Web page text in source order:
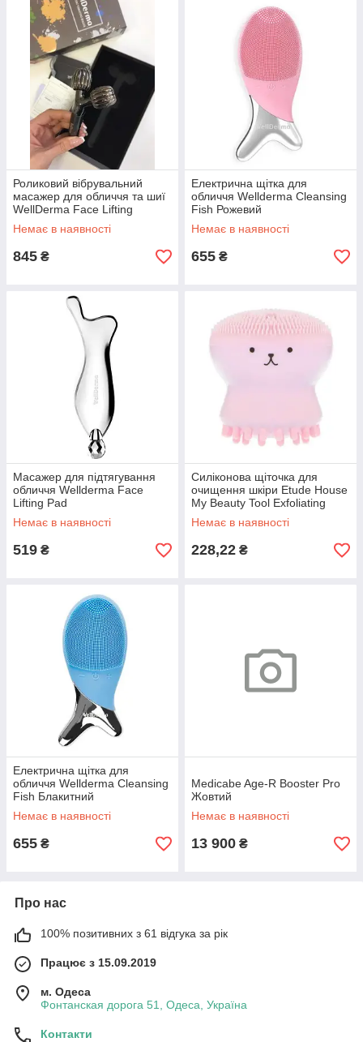
Роликовий вібрувальний
масажер для обличчя та шиї
WellDerma Face Lifting
Vibrating Roller Чорний
Немає в наявності
845 ₴
Електрична щітка для
обличчя Wellderma Cleansing
Fish Рожевий
Немає в наявності
655 ₴
Масажер для підтягування
обличчя Wellderma Face
Lifting Pad
Немає в наявності
519 ₴
Силіконова щіточка для
очищення шкіри Etude House
My Beauty Tool Exfoliating
Jellyfish Silicon Brush рожевий
Немає в наявності
228,22 ₴
Електрична щітка для
обличчя Wellderma Cleansing
Fish Блакитний
Немає в наявності
655 ₴
Medicabe Age-R Booster Pro
Жовтий
Немає в наявності
13 900 ₴
Про нас
100% позитивних з 61 відгука за рік
Працює з 15.09.2019
м. Одеса
Фонтанская дорога 51, Одеса, Україна
Контакти